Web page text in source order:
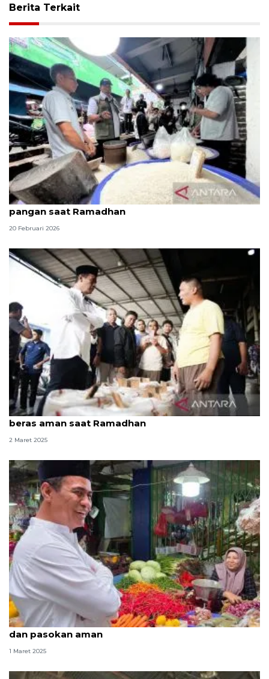
Berita Terkait
Dirut Bulog sidak dua pasar di Jakarta stabilkan
pangan saat Ramadhan
20 Februari 2026
Mentan sidak ke Pasar Cipinang pastikan stok
beras aman saat Ramadhan
2 Maret 2025
Mentan sidak pasar pastikan harga pangan stabil
dan pasokan aman
1 Maret 2025